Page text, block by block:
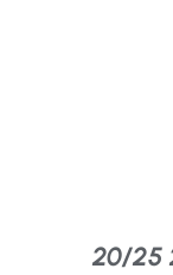
20/25